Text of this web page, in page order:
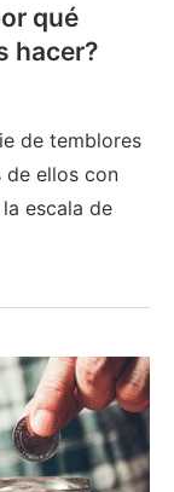
qué
hacer?
de temblores
ellos con
escala de